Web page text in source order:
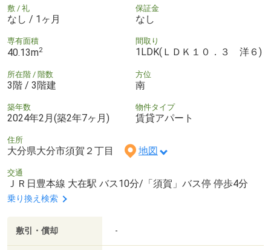
敷 / 礼
なし / 1ヶ月
保証金
なし
専有面積
40.13m2
間取り
1LDK(ＬＤＫ１０．３ 洋６)
所在階 / 階数
3階 / 3階建
方位
南
築年数
2024年2月(築2年7ヶ月)
物件タイプ
賃貸アパート
住所
大分県大分市須賀２丁目 地図
交通
ＪＲ日豊本線 大在駅 バス10分/「須賀」バス停 停歩4分
乗り換え検索
敷引・償却 -